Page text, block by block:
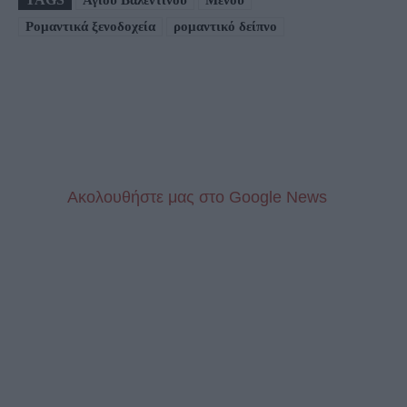
Ρομαντικά ξενοδοχεία
ρομαντικό δείπνο
Aκολουθήστε μας στo Google News